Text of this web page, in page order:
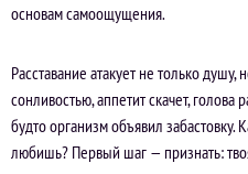
основам самоощущения.
Расставание атакует не только
сонливостью, аппетит скачет, голова
будто организм объявил забастовку.
любишь? Первый шаг — признать: